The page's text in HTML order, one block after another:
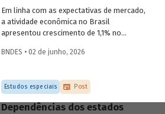
Em linha com as expectativas de mercado,
a atividade econômica no Brasil
apresentou crescimento de 1,1% no
imediatamente anterior, na série ajustada
detalhada e uma previsão para os
próximos meses no Estudo especial do
BNDES 74.
BNDES • 02 de junho, 2026
Estudos especiais Post
Dependências dos estados